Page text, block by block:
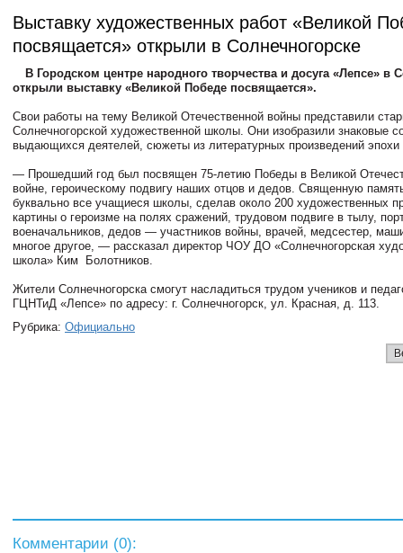
Выставку художественных работ «Великой
посвящается» открыли в Солнечногорске
В Городском центре народного творчества и досуга «Лепсе» в
открыли выставку «Великой Победе посвящается».
Свои работы на тему Великой Отечественной войны представили
Солнечногорской художественной школы. Они изобразили знаковые
выдающихся деятелей, сюжеты из литературных произведений
— Прошедший год был посвящен 75-летию Победы в Великой
войне, героическому подвигу наших отцов и дедов. Священную
буквально все учащиеся школы, сделав около 200 художественных
картины о героизме на полях сражений, трудовом подвиге в тылу,
военачальников, дедов — участников войны, врачей, медсестер,
многое другое, — рассказал директор ЧОУ ДО «Солнечногорская
школа» Ким Болотников.
Жители Солнечногорска смогут насладиться трудом учеников и
ГЦНТиД «Лепсе» по адресу: г. Солнечногорск, ул. Красная, д. 113.
Рубрика: Официально
Комментарии (0):